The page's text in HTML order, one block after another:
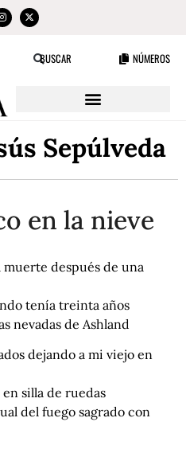
BUSCAR NÚMEROS
Sepúlveda
en la nieve
muerte después de una
tenía treinta años
nevadas de Ashland
dejando a mi viejo en
silla de ruedas
del fuego sagrado con